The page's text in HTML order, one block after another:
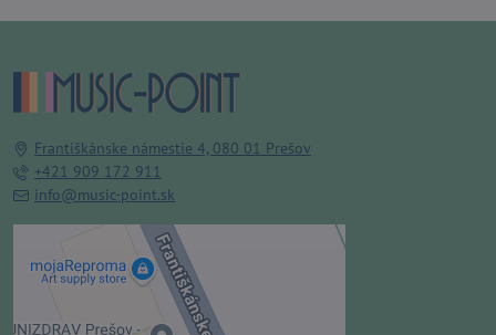
Františkánske námestie 4, 080 01 Prešov
+421 909 172 911
info@music-point.sk
Externý obsah je blokovaný
Voľbami súkromia